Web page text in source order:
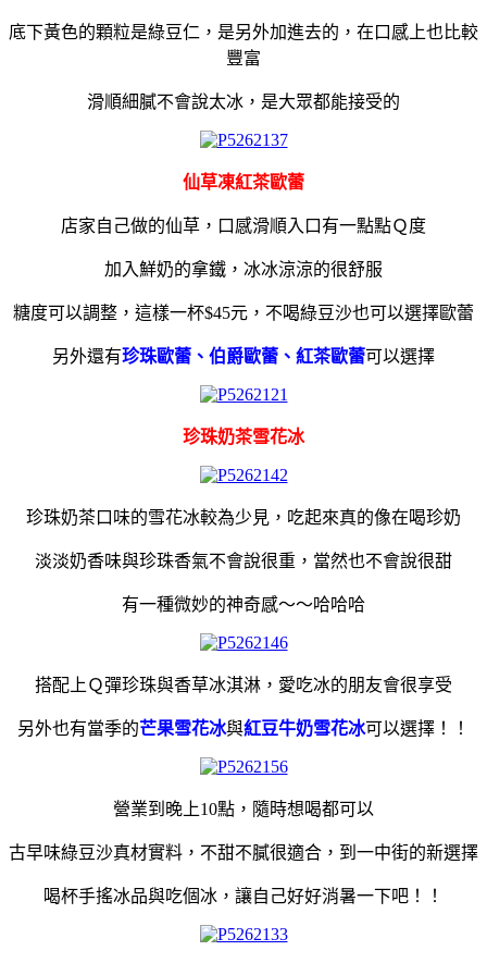
底下黃色的顆粒是綠豆仁，是另外加進去的，在口感上也比較
豐富
滑順細膩不會說太冰，是大眾都能接受的
仙草凍紅茶歐蕾
店家自己做的仙草，口感滑順入口有一點點Ｑ度
加入鮮奶的拿鐵，冰冰涼涼的很舒服
糖度可以調整，這樣一杯$45元，不喝綠豆沙也可以選擇歐蕾
另外還有珍珠歐蕾、伯爵歐蕾、紅茶歐蕾可以選擇
珍珠奶茶雪花冰
珍珠奶茶口味的雪花冰較為少見，吃起來真的像在喝珍奶
淡淡奶香味與珍珠香氣不會說很重，當然也不會說很甜
有一種微妙的神奇感～～哈哈哈
搭配上Ｑ彈珍珠與香草冰淇淋，愛吃冰的朋友會很享受
另外也有當季的芒果雪花冰與紅豆牛奶雪花冰可以選擇！！
營業到晚上10點，隨時想喝都可以
古早味綠豆沙真材實料，不甜不膩很適合，到一中街的新選擇
喝杯手搖冰品與吃個冰，讓自己好好消暑一下吧！！